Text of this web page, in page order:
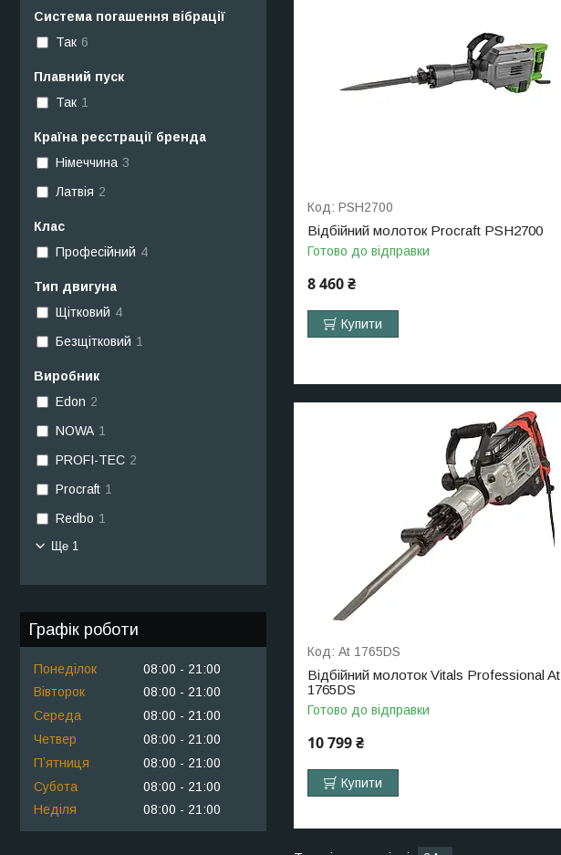
PSH2700
Відбійний молоток Procraft PSH2700
Готово до відправки
8 460 ₴
Купити
At 1765DS
Відбійний молоток Vitals Professional At
1765DS
Готово до відправки
10 799 ₴
Купити
Система погашення вібрації
Так 6
Плавний пуск
Так 1
Країна реєстрації бренда
Німеччина 3
Латвія 2
Клас
Професійний 4
Тип двигуна
Щітковий 4
Безщітковий 1
Виробник
Edon 2
NOWA 1
PROFI-TEC 2
Procraft 1
Redbo 1
Ще 1
Графік роботи
Понеділок 08:00
21:00
Вівторок
08:00
21:00
Середа
08:00
21:00
Четвер
08:00
21:00
Пʼятниця
08:00
21:00
Субота
08:00
21:00
Неділя
08:00 21:00